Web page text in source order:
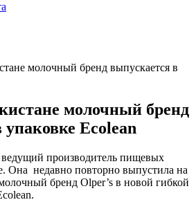
молочный бренд выпускается в
молочный бренд
Ecolean
производитель пищевых
Она недавно повторно выпустила на
бренд Olper’s в новой гибкой